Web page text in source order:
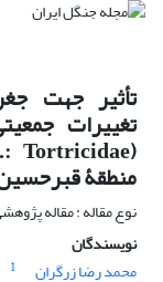
تأثیر جهت
منطقۀ
نوع مقاله : مقاله
نویسندگان
محمد رضا زرگران
1